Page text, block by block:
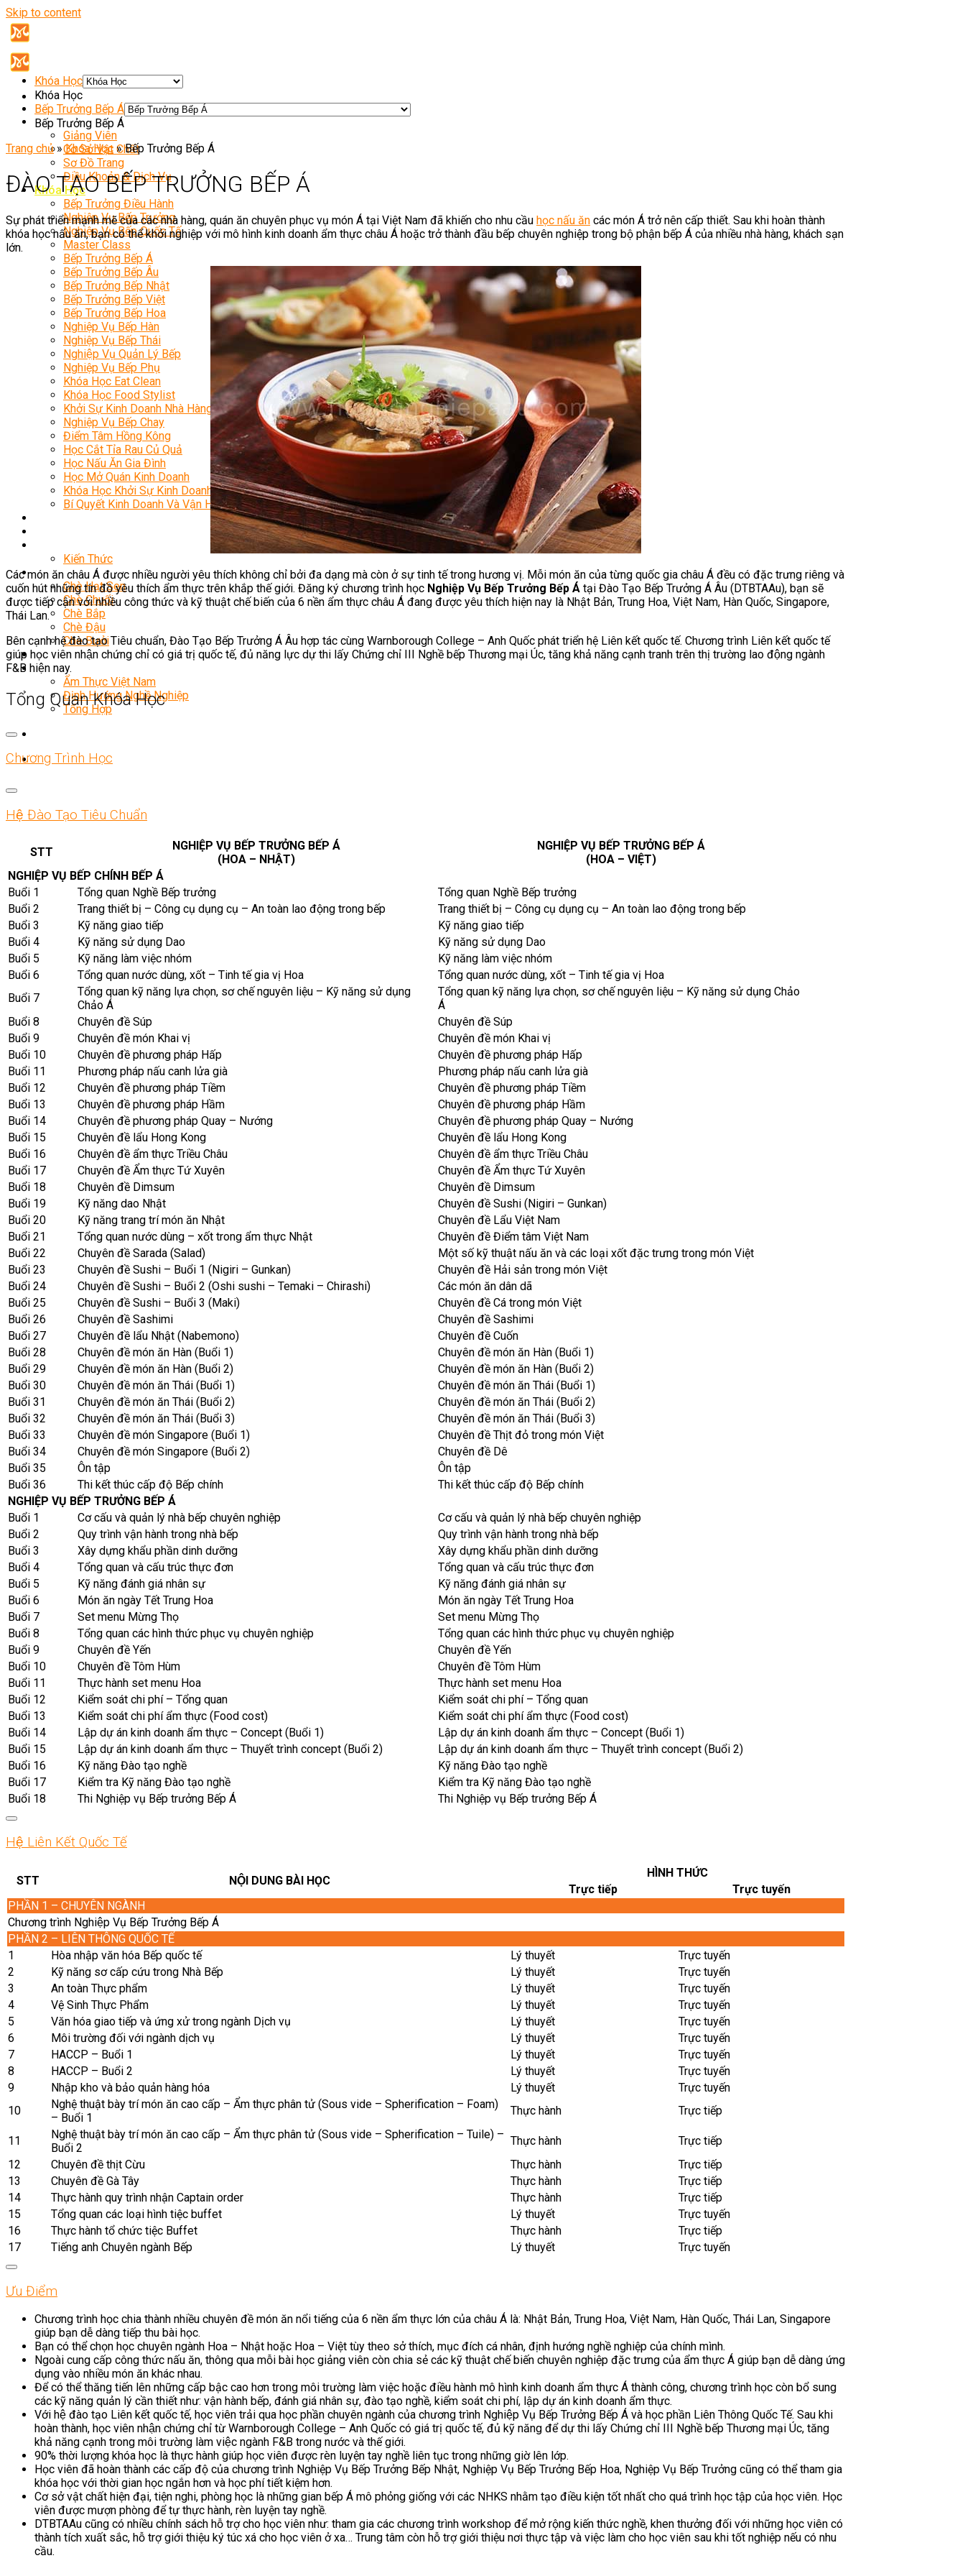
Skip to content
Giới Thiệu
Giảng Viên
Cơ Sở Vật Chất
Sơ Đồ Trang
Điều Khoản & Dịch Vụ
Khóa Học
Bếp Trưởng Điều Hành
Nghiệp Vụ Bếp Trưởng
Nghiệp Vụ Bếp Quốc Tế
Master Class
Bếp Trưởng Bếp Á
Bếp Trưởng Bếp Âu
Bếp Trưởng Bếp Nhật
Bếp Trưởng Bếp Việt
Bếp Trưởng Bếp Hoa
Nghiệp Vụ Bếp Hàn
Nghiệp Vụ Bếp Thái
Nghiệp Vụ Quản Lý Bếp
Nghiệp Vụ Bếp Phụ
Khóa Học Eat Clean
Khóa Học Food Stylist
Khởi Sự Kinh Doanh Nhà Hàng
Nghiệp Vụ Bếp Chay
Điểm Tâm Hồng Kông
Học Cắt Tỉa Rau Củ Quả
Học Nấu Ăn Gia Đình
Học Mở Quán Kinh Doanh
Khóa Học Khởi Sự Kinh Doanh Ngành F&B
Bí Quyết Kinh Doanh Và Vận Hành Mô Hình Ẩm Thực
Kiến Thức
Học Nấu Chè
Chè Hạt Sen
Chè Chuối
Chè Bắp
Chè Đậu
Chè Bưởi
Món Ngon Mỗi Ngày
Tin Tức
Ẩm Thực Việt Nam
Định Hướng Nghề Nghiệp
Tổng Hợp
Khóa Học
Khóa Học
Bếp Trưởng Bếp Á
Bếp Trưởng Bếp Á
Trang chủ » Khóa Học » Bếp Trưởng Bếp Á
ĐÀO TẠO BẾP TRƯỞNG BẾP Á
Sự phát triển mạnh mẽ của các nhà hàng, quán ăn chuyên phục vụ món Á tại Việt Nam đã khiến cho nhu cầu học nấu ăn các món Á trở nên cấp thiết. Sau khi hoàn thành
khóa học nấu ăn, bạn có thể khởi nghiệp với mô hình kinh doanh ẩm thực châu Á hoặc trở thành đầu bếp chuyên nghiệp trong bộ phận bếp Á của nhiều nhà hàng, khách sạn
lớn.
Các món ăn châu Á được nhiều người yêu thích không chỉ bởi đa dạng mà còn ở sự tinh tế trong hương vị. Mỗi món ăn của từng quốc gia châu Á đều có đặc trưng riêng và
cuốn hút những tín đồ yêu thích ẩm thực trên khắp thế giới. Đăng ký chương trình học Nghiệp Vụ Bếp Trưởng Bếp Á tại Đào Tạo Bếp Trưởng Á Âu (DTBTAAu), bạn sẽ
được tiếp cận với nhiều công thức và kỹ thuật chế biến của 6 nền ẩm thực châu Á đang được yêu thích hiện nay là Nhật Bản, Trung Hoa, Việt Nam, Hàn Quốc, Singapore,
Thái Lan.
Bên cạnh hệ đào tạo Tiêu chuẩn, Đào Tạo Bếp Trưởng Á Âu hợp tác cùng Warnborough College – Anh Quốc phát triển hệ Liên kết quốc tế. Chương trình Liên kết quốc tế
giúp học viên nhận chứng chỉ có giá trị quốc tế, đủ năng lực dự thi lấy Chứng chỉ III Nghề bếp Thương mại Úc, tăng khả năng cạnh tranh trên thị trường lao động ngành
F&B hiện nay.
Tổng Quan Khóa Học
Chương Trình Học
Hệ Đào Tạo Tiêu Chuẩn
STT
NGHIỆP VỤ BẾP TRƯỞNG BẾP Á
(HOA – NHẬT)
NGHIỆP VỤ BẾP TRƯỞNG BẾP Á
(HOA – VIỆT)
NGHIỆP VỤ BẾP CHÍNH BẾP Á
Buổi 1
Tổng quan Nghề Bếp trưởng
Tổng quan Nghề Bếp trưởng
Buổi 2
Trang thiết bị – Công cụ dụng cụ – An toàn lao động trong bếp
Trang thiết bị – Công cụ dụng cụ – An toàn lao động trong bếp
Buổi 3
Kỹ năng giao tiếp
Kỹ năng giao tiếp
Buổi 4
Kỹ năng sử dụng Dao
Kỹ năng sử dụng Dao
Buổi 5
Kỹ năng làm việc nhóm
Kỹ năng làm việc nhóm
Buổi 6
Tổng quan nước dùng, xốt – Tinh tế gia vị Hoa
Tổng quan nước dùng, xốt – Tinh tế gia vị Hoa
Buổi 7
Tổng quan kỹ năng lựa chọn, sơ chế nguyên liệu – Kỹ năng sử dụng
Chảo Á
Tổng quan kỹ năng lựa chọn, sơ chế nguyên liệu – Kỹ năng sử dụng Chảo
Á
Buổi 8
Chuyên đề Súp
Chuyên đề Súp
Buổi 9
Chuyên đề món Khai vị
Chuyên đề món Khai vị
Buổi 10
Chuyên đề phương pháp Hấp
Chuyên đề phương pháp Hấp
Buổi 11
Phương pháp nấu canh lửa già
Phương pháp nấu canh lửa già
Buổi 12
Chuyên đề phương pháp Tiềm
Chuyên đề phương pháp Tiềm
Buổi 13
Chuyên đề phương pháp Hầm
Chuyên đề phương pháp Hầm
Buổi 14
Chuyên đề phương pháp Quay – Nướng
Chuyên đề phương pháp Quay – Nướng
Buổi 15
Chuyên đề lẩu Hong Kong
Chuyên đề lẩu Hong Kong
Buổi 16
Chuyên đề ẩm thực Triều Châu
Chuyên đề ẩm thực Triều Châu
Buổi 17
Chuyên đề Ẩm thực Tứ Xuyên
Chuyên đề Ẩm thực Tứ Xuyên
Buổi 18
Chuyên đề Dimsum
Chuyên đề Dimsum
Buổi 19
Kỹ năng dao Nhật
Chuyên đề Sushi (Nigiri – Gunkan)
Buổi 20
Kỹ năng trang trí món ăn Nhật
Chuyên đề Lẩu Việt Nam
Buổi 21
Tổng quan nước dùng – xốt trong ẩm thực Nhật
Chuyên đề Điểm tâm Việt Nam
Buổi 22
Chuyên đề Sarada (Salad)
Một số kỹ thuật nấu ăn và các loại xốt đặc trưng trong món Việt
Buổi 23
Chuyên đề Sushi – Buổi 1 (Nigiri – Gunkan)
Chuyên đề Hải sản trong món Việt
Buổi 24
Chuyên đề Sushi – Buổi 2 (Oshi sushi – Temaki – Chirashi)
Các món ăn dân dã
Buổi 25
Chuyên đề Sushi – Buổi 3 (Maki)
Chuyên đề Cá trong món Việt
Buổi 26
Chuyên đề Sashimi
Chuyên đề Sashimi
Buổi 27
Chuyên đề lẩu Nhật (Nabemono)
Chuyên đề Cuốn
Buổi 28
Chuyên đề món ăn Hàn (Buổi 1)
Chuyên đề món ăn Hàn (Buổi 1)
Buổi 29
Chuyên đề món ăn Hàn (Buổi 2)
Chuyên đề món ăn Hàn (Buổi 2)
Buổi 30
Chuyên đề món ăn Thái (Buổi 1)
Chuyên đề món ăn Thái (Buổi 1)
Buổi 31
Chuyên đề món ăn Thái (Buổi 2)
Chuyên đề món ăn Thái (Buổi 2)
Buổi 32
Chuyên đề món ăn Thái (Buổi 3)
Chuyên đề món ăn Thái (Buổi 3)
Buổi 33
Chuyên đề món Singapore (Buổi 1)
Chuyên đề Thịt đỏ trong món Việt
Buổi 34
Chuyên đề món Singapore (Buổi 2)
Chuyên đề Dê
Buổi 35
Ôn tập
Ôn tập
Buổi 36
Thi kết thúc cấp độ Bếp chính
Thi kết thúc cấp độ Bếp chính
NGHIỆP VỤ BẾP TRƯỞNG BẾP Á
Buổi 1
Cơ cấu và quản lý nhà bếp chuyên nghiệp
Cơ cấu và quản lý nhà bếp chuyên nghiệp
Buổi 2
Quy trình vận hành trong nhà bếp
Quy trình vận hành trong nhà bếp
Buổi 3
Xây dựng khẩu phần dinh dưỡng
Xây dựng khẩu phần dinh dưỡng
Buổi 4
Tổng quan và cấu trúc thực đơn
Tổng quan và cấu trúc thực đơn
Buổi 5
Kỹ năng đánh giá nhân sự
Kỹ năng đánh giá nhân sự
Buổi 6
Món ăn ngày Tết Trung Hoa
Món ăn ngày Tết Trung Hoa
Buổi 7
Set menu Mừng Thọ
Set menu Mừng Thọ
Buổi 8
Tổng quan các hình thức phục vụ chuyên nghiệp
Tổng quan các hình thức phục vụ chuyên nghiệp
Buổi 9
Chuyên đề Yến
Chuyên đề Yến
Buổi 10
Chuyên đề Tôm Hùm
Chuyên đề Tôm Hùm
Buổi 11
Thực hành set menu Hoa
Thực hành set menu Hoa
Buổi 12
Kiểm soát chi phí – Tổng quan
Kiểm soát chi phí – Tổng quan
Buổi 13
Kiểm soát chi phí ẩm thực (Food cost)
Kiểm soát chi phí ẩm thực (Food cost)
Buổi 14
Lập dự án kinh doanh ẩm thực – Concept (Buổi 1)
Lập dự án kinh doanh ẩm thực – Concept (Buổi 1)
Buổi 15
Lập dự án kinh doanh ẩm thực – Thuyết trình concept (Buổi 2)
Lập dự án kinh doanh ẩm thực – Thuyết trình concept (Buổi 2)
Buổi 16
Kỹ năng Đào tạo nghề
Kỹ năng Đào tạo nghề
Buổi 17
Kiểm tra Kỹ năng Đào tạo nghề
Kiểm tra Kỹ năng Đào tạo nghề
Buổi 18
Thi Nghiệp vụ Bếp trưởng Bếp Á Thi Nghiệp vụ Bếp trưởng Bếp Á
Hệ Liên Kết Quốc Tế
STT NỘI DUNG BÀI HỌC
HÌNH THỨC
Trực tiếp
Trực tuyến
PHẦN 1 – CHUYÊN NGÀNH
Chương trình Nghiệp Vụ Bếp Trưởng Bếp Á
PHẦN 2 – LIÊN THÔNG QUỐC TẾ
1
Hòa nhập văn hóa Bếp quốc tế Lý thuyết
Trực tuyến
2
Kỹ năng sơ cấp cứu trong Nhà Bếp Lý thuyết
Trực tuyến
3
An toàn Thực phẩm Lý thuyết
Trực tuyến
4
Vệ Sinh Thực Phẩm Lý thuyết
Trực tuyến
5
Văn hóa giao tiếp và ứng xử trong ngành Dịch vụ Lý thuyết
Trực tuyến
6
Môi trường đối với ngành dịch vụ Lý thuyết
Trực tuyến
7
HACCP – Buổi 1 Lý thuyết
Trực tuyến
8
HACCP – Buổi 2 Lý thuyết
Trực tuyến
9
Nhập kho và bảo quản hàng hóa Lý thuyết
Trực tuyến
10
Nghệ thuật bày trí món ăn cao cấp – Ẩm thực phân tử (Sous vide – Spherification – Foam)
– Buổi 1
Thực hành Trực tiếp
11
Nghệ thuật bày trí món ăn cao cấp – Ẩm thực phân tử (Sous vide – Spherification – Tuile) –
Buổi 2
Thực hành
Trực tiếp
12
Chuyên đề thịt Cừu Thực hành
Trực tiếp
13
Chuyên đề Gà Tây Thực hành
Trực tiếp
14
Thực hành quy trình nhận Captain order Thực hành
Trực tiếp
15
Tổng quan các loại hình tiệc buffet Lý thuyết
Trực tuyến
16
Thực hành tổ chức tiệc Buffet Thực hành
Trực tiếp
17
Tiếng anh Chuyên ngành Bếp Lý thuyết Trực tuyến
Ưu Điểm
Chương trình học chia thành nhiều chuyên đề món ăn nổi tiếng của 6 nền ẩm thực lớn của châu Á là: Nhật Bản, Trung Hoa, Việt Nam, Hàn Quốc, Thái Lan, Singapore
giúp bạn dễ dàng tiếp thu bài học.
Bạn có thể chọn học chuyên ngành Hoa – Nhật hoặc Hoa – Việt tùy theo sở thích, mục đích cá nhân, định hướng nghề nghiệp của chính mình.
Ngoài cung cấp công thức nấu ăn, thông qua mỗi bài học giảng viên còn chia sẻ các kỹ thuật chế biến chuyên nghiệp đặc trưng của ẩm thực Á giúp bạn dễ dàng ứng
dụng vào nhiều món ăn khác nhau.
Để có thể thăng tiến lên những cấp bậc cao hơn trong môi trường làm việc hoặc điều hành mô hình kinh doanh ẩm thực Á thành công, chương trình học còn bổ sung
các kỹ năng quản lý cần thiết như: vận hành bếp, đánh giá nhân sự, đào tạo nghề, kiểm soát chi phí, lập dự án kinh doanh ẩm thực.
Với hệ đào tạo Liên kết quốc tế, học viên trải qua học phần chuyên ngành của chương trình Nghiệp Vụ Bếp Trưởng Bếp Á và học phần Liên Thông Quốc Tế. Sau khi
hoàn thành, học viên nhận chứng chỉ từ Warnborough College – Anh Quốc có giá trị quốc tế, đủ kỹ năng để dự thi lấy Chứng chỉ III Nghề bếp Thương mại Úc, tăng
khả năng cạnh trong môi trường làm việc ngành F&B trong nước và thế giới.
90% thời lượng khóa học là thực hành giúp học viên được rèn luyện tay nghề liên tục trong những giờ lên lớp.
Học viên đã hoàn thành các cấp độ của chương trình Nghiệp Vụ Bếp Trưởng Bếp Nhật, Nghiệp Vụ Bếp Trưởng Bếp Hoa, Nghiệp Vụ Bếp Trưởng cũng có thể tham gia
khóa học với thời gian học ngắn hơn và học phí tiết kiệm hơn.
Cơ sở vật chất hiện đại, tiện nghi, phòng học là những gian bếp Á mô phỏng giống với các NHKS nhằm tạo điều kiện tốt nhất cho quá trình học tập của học viên. Học
viên được mượn phòng để tự thực hành, rèn luyện tay nghề.
DTBTAAu cũng có nhiều chính sách hỗ trợ cho học viên như: tham gia các chương trình workshop để mở rộng kiến thức nghề, khen thưởng đối với những học viên có
thành tích xuất sắc, hỗ trợ giới thiệu ký túc xá cho học viên ở xa… Trung tâm còn hỗ trợ giới thiệu nơi thực tập và việc làm cho học viên sau khi tốt nghiệp nếu có nhu
cầu.